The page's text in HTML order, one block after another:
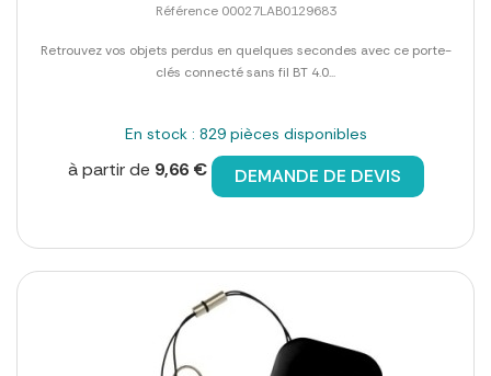
Référence 00027LAB0129683
Retrouvez vos objets perdus en quelques secondes avec ce porte-
clés connecté sans fil BT 4.0...
En stock : 829 pièces disponibles
à partir de 9,66 € DEMANDE DE DEVIS